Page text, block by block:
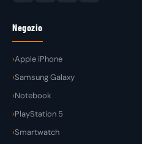
Negozio
Apple iPhone
Samsung Galaxy
Notebook
PlayStation 5
Smartwatch